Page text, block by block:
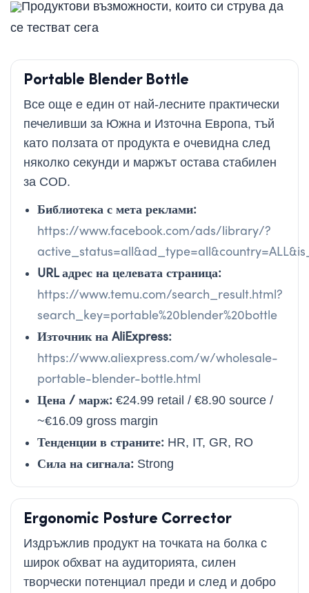
Продуктови възможности, които си струва да
се тестват сега
Portable Blender Bottle
Все още е един от най-лесните практически
печеливши за Южна и Източна Европа, тъй
като ползата от продукта е очевидна след
няколко секунди и маржът остава стабилен
за COD.
Библиотека с мета реклами:
https://www.facebook.com/ads/library/?
URL адрес на целевата страница:
https://www.temu.com/search_result.html?
search_key=portable%20blender%20bottle
Източник на AliExpress:
https://www.aliexpress.com/w/wholesale-
portable-blender-bottle.html
Цена / марж: €24.99 retail / €8.90 source /
~€16.09 gross margin
Тенденции в страните: HR, IT, GR, RO
Сила на сигнала: Strong
Ergonomic Posture Corrector
Издръжлив продукт на точката на болка с
широк обхват на аудиторията, силен
творчески потенциал преди и след и добро